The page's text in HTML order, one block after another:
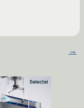
→